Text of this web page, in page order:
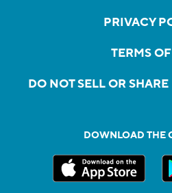
PRIVACY
TERMS
DO NOT SELL OR
DOWNLOAD THE